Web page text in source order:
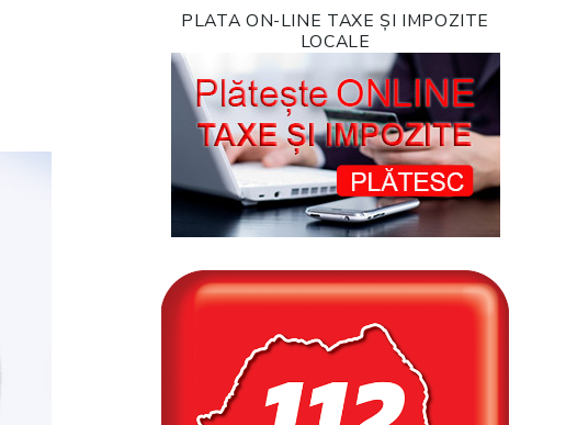
PLATA ON-LINE TAXE ȘI IMPOZITE
LOCALE